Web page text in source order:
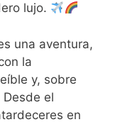
lujo.
una aventura,
la
y, sobre
el
en